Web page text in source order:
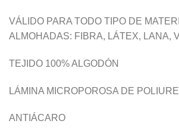
hasta
7,00 €
VÁLIDO PARA TODO TIPO DE
ALMOHADAS: FIBRA, LÁTEX, LANA,
TEJIDO 100% ALGODÓN
LÁMINA MICROPOROSA DE
ANTIÁCARO